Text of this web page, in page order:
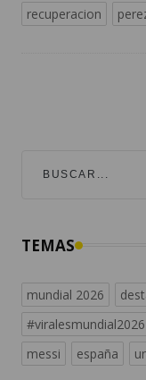
recuperacion
TEMAS
mundial 2026
#viralesmundial2026
messi
españa